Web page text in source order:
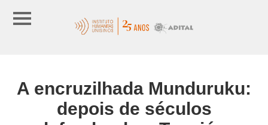
A encruzilhada Munduruku:
depois de séculos